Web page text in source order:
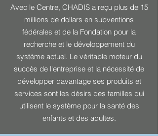
Avec le Centre, CHADIS a reçu plus de 15
millions de dollars en subventions
fédérales et de la Fondation pour la
recherche et le développement du
système actuel. Le véritable moteur du
succès de l'entreprise et la nécessité de
développer davantage ses produits et
services sont les désirs des familles qui
utilisent le système pour la santé des
enfants et des adultes.